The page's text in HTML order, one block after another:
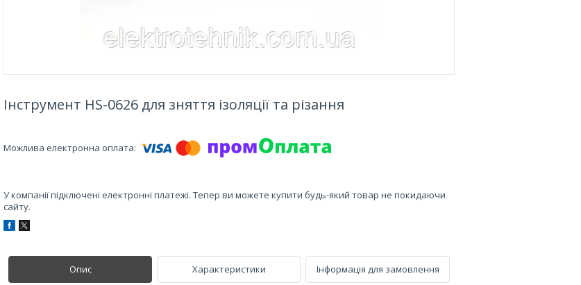
Інструмент HS-0626 для зняття ізоляції та різання
У компанії підключені електронні платежі. Тепер ви можете купити будь-який товар не покидаючи
сайту.
Опис Характеристики Інформація для замовлення